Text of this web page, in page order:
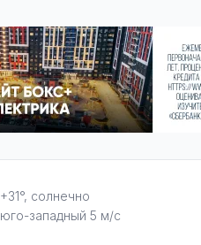
+31°, солнечно
юго-западный 5 м/с